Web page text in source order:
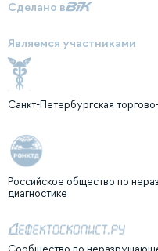
Сделано в
Являемся участниками
Санкт-Петербургская
Российское общество по
диагностике
Сообщество по